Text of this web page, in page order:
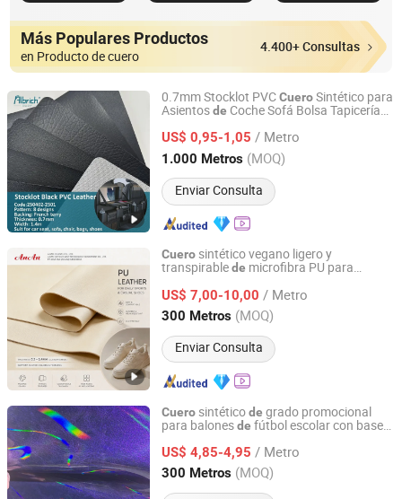
Más Populares Productos
en Producto de cuero
4.400+ Consultas
0.7mm Stocklot PVCCueroSintético para
Asientosde Coche Sofá Bolsa Tapicería
250402-2501 FeriadeChina Oriental
US$ 0,95-1,05 / Metro
1.000 Metros (MOQ)
Enviar Consulta
Jiangsu Albrich Textile Co., Ltd.
Jiangsu, China Desde 2020
Cuerosintético vegano ligero y
transpirablede microfibra PU para
certificado RoHS
US$ 7,00-10,00 / Metro
300 Metros (MOQ)
Enviar Consulta
ANAN (CHINA) CO., LTD
Fujian, China Desde 2026
Cuerosintéticode grado promocional
para balonesde fútbol escolar con base
US$ 4,85-4,95 / Metro
300 Metros (MOQ)
Fujian Yudeng Textile Co., Ltd.
Fujian, China Desde 2026